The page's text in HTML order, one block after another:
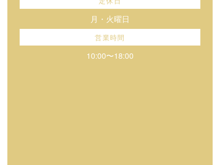
月・火曜日
営業時間
10:00〜18:00